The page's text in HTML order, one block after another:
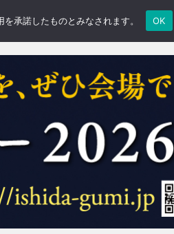
承諾したものとみなされます。 OK